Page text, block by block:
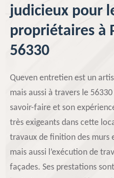
judicieux pour
propriétaires à
56330
Queven entretien est un
mais aussi à travers le
savoir-faire et son
très exigeants dans cette
travaux de finition des murs
mais aussi l’exécution de
façades. Ses prestations